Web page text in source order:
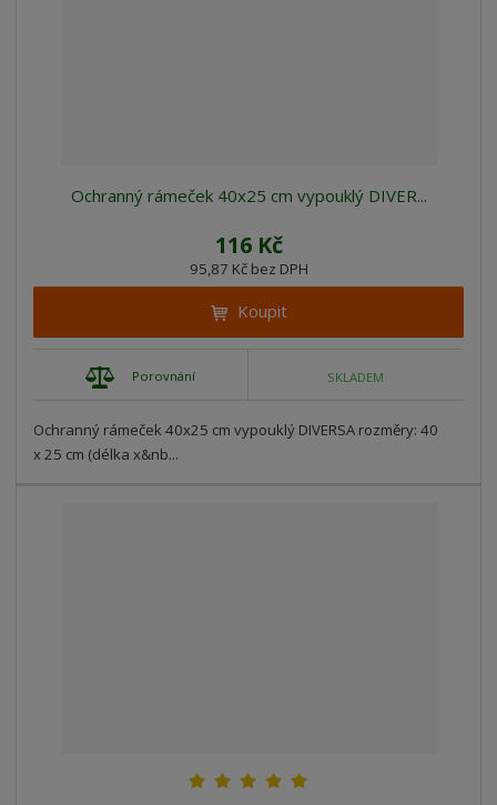
Ochranný rámeček 40x25 cm vypouklý DIVER...
116 Kč
95,87 Kč bez DPH
Koupit
Porovnání SKLADEM
Ochranný rámeček 40x25 cm vypouklý DIVERSA rozměry: 40
x 25 cm (délka x&nb...